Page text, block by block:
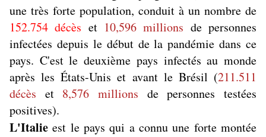
une très forte population, conduit à un nombre de
152.754 décès et 10,596 millions de personnes
infectées depuis le début de la pandémie dans ce
pays. C'est le deuxième pays infectés au monde
après les États-Unis et avant le Brésil (211.511
décès et 8,576 millions de personnes testées
positives).
L'Italie est le pays qui a connu une forte montée